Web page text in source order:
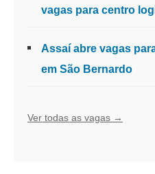
vagas para centro
Assaí abre vagas
em São Bernardo
Ver todas as vagas →